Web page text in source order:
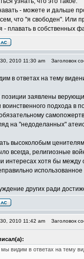
- можете и дальше
что "я свободен". Или
- плавать в собственных
2010 11:30 am Заголовок
в ответах на тему
заявлены
воинственного подхода в
на "недоделанных"
высоколобым
всегда, религиозные
интересах хотя бы
других ради
2010 11:42 am Заголовок
видим в ответах на тему